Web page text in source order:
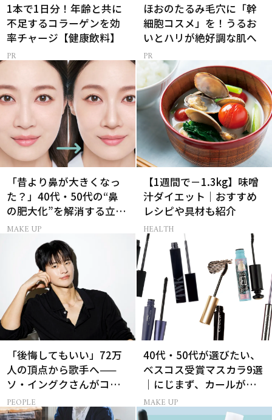
1本で1日分！年齢と共に
不足するコラーゲンを効
率チャージ【健康飲料】
ほおのたるみ毛穴に「幹
細胞コスメ」を！うるお
いとハリが絶好調な肌へ
「昔より鼻が大きくなっ
た？」40代・50代の“鼻
の肥大化”を解消する立体
小鼻メイク
MAKE UP
【1週間で－1.3kg】味噌
汁ダイエット｜おすすめ
レシピや具材も紹介
HEALTH
「後悔してもいい」72万
人の頂点から歌手へ——
ソ・イングクさんがコツ
コツ頑張れる原動力とは
PEOPLE
40代・50代が選びたい、
ベスコス受賞マスカラ9選
｜にじまず、カールが続
く名品
MAKE UP